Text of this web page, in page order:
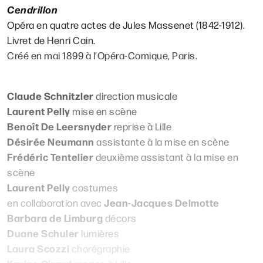
Cendrillon
Opéra en quatre actes de Jules Massenet (1842-1912).
Livret de Henri Cain.
Créé en mai 1899 à l’Opéra-Comique, Paris.
Claude Schnitzlerdirection musicale
Laurent Pellymise en scène
Benoît De Leersnyderreprise à Lille
Désirée Neumann assistante à la mise en scène
Frédéric Tentelierdeuxième assistant à la mise en
scène
Laurent Pellycostumes
en collaboration avec Jean-Jacques Delmotte
Barbara de Limburg décors
Duane Schuler lumières
Laura Scozzi chorégraphie